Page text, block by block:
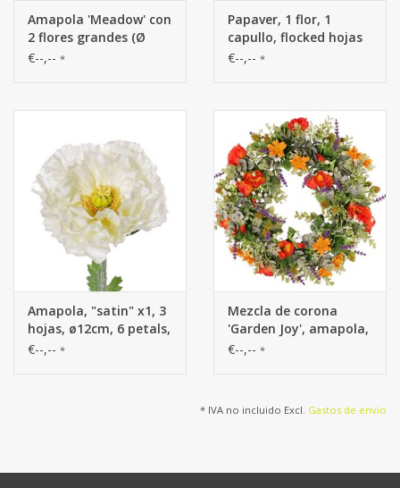
Amapola 'Meadow' con
2 flores grandes (Ø
13/11 cm) y 1 capullo
€--,-- *
Papaver, 1 flor, 1
capullo, flocked hojas
y tallo, 40cm
€--,-- *
Amapola, "satin" x1, 3
hojas, ø12cm, 6 petals,
flocked, 74cm
€--,-- *
Mezcla de corona
'Garden Joy', amapola,
lavanda, eucalipto,
€--,-- *
* IVA no incluido Excl. Gastos de envío